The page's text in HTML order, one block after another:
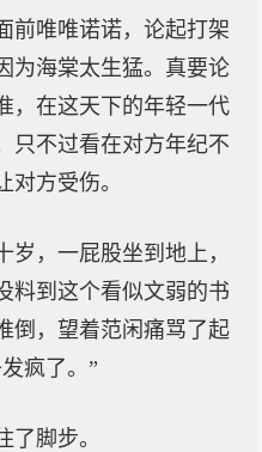
前唯唯诺诺，论起打架
为海棠太生猛。真要论
，在这天下的年轻一代
只不过看在对方年纪不
对方受伤。
岁，一屁股坐到地上，
料到这个看似文弱的书
倒，望着范闲痛骂了起
疯了。”
了脚步。